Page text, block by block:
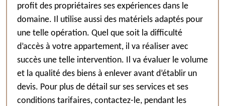
profit des propriétaires ses expériences dans le
domaine. Il utilise aussi des matériels adaptés pour
une telle opération. Quel que soit la difficulté
d’accès à votre appartement, il va réaliser avec
succès une telle intervention. Il va évaluer le volume
et la qualité des biens à enlever avant d’établir un
devis. Pour plus de détail sur ses services et ses
conditions tarifaires, contactez-le, pendant les